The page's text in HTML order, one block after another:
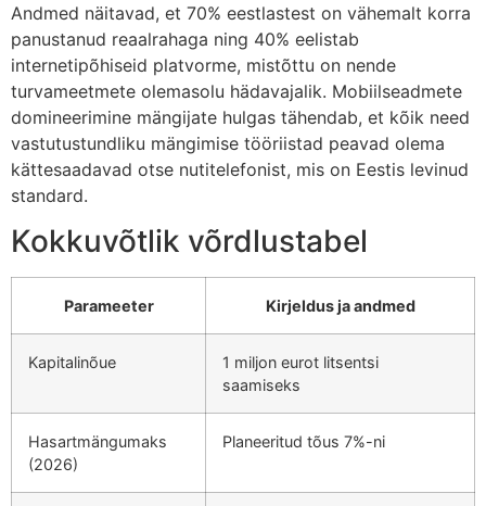
Andmed näitavad, et 70% eestlastest on vähemalt korra
panustanud reaalrahaga ning 40% eelistab
internetipõhiseid platvorme, mistõttu on nende
turvameetmete olemasolu hädavajalik. Mobiilseadmete
domineerimine mängijate hulgas tähendab, et kõik need
vastutustundliku mängimise tööriistad peavad olema
kättesaadavad otse nutitelefonist, mis on Eestis levinud
standard.
Kokkuvõtlik võrdlustabel
Parameeter Kirjeldus ja andmed
Kapitalinõue
1 miljon eurot litsentsi
saamiseks
Hasartmängumaks
(2026)
Planeeritud tõus 7%-ni